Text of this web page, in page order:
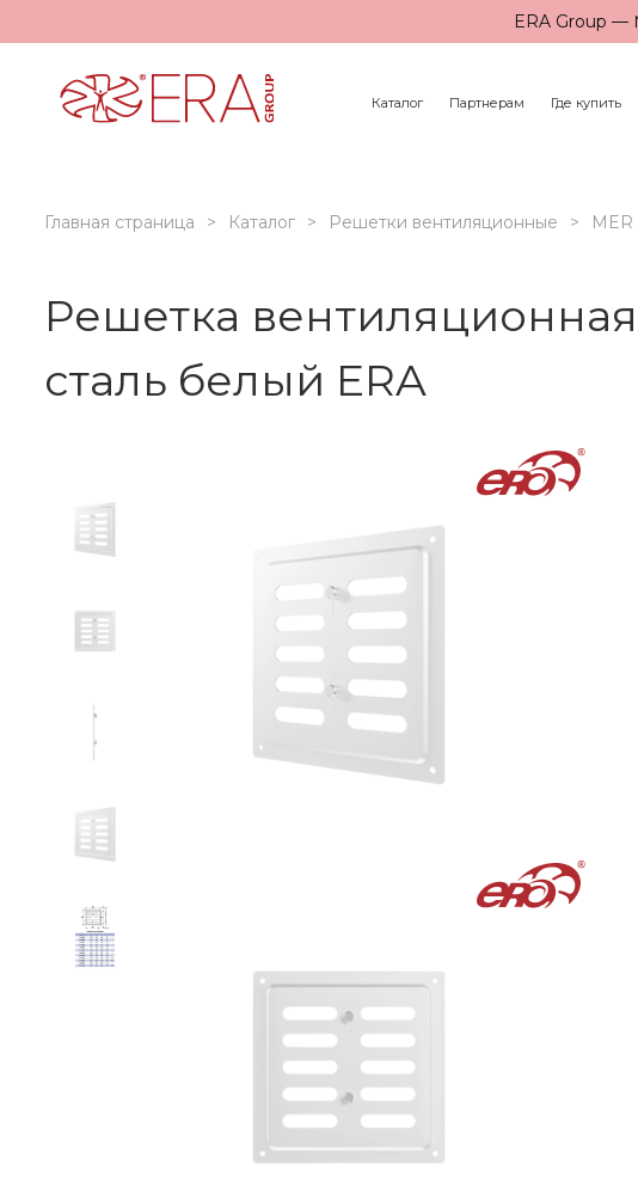
ERA Group —
Каталог Партнерам Где купить
Главная страница Каталог Решетки вентиляционные MER
Решетка
сталь белый ERA